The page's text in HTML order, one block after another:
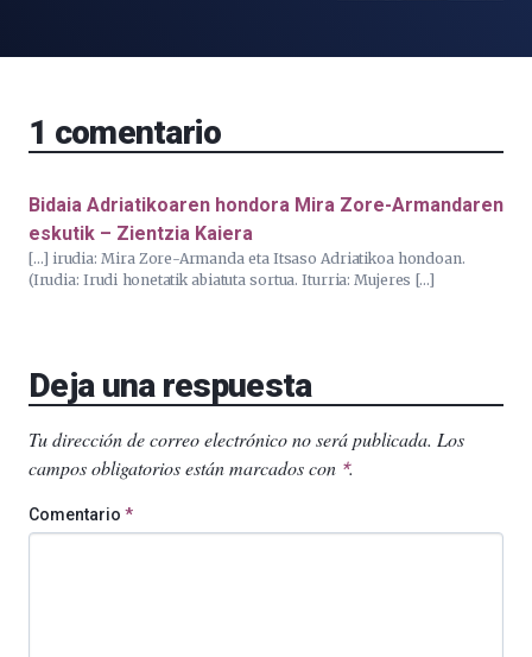
1 comentario
Bidaia Adriatikoaren hondora Mira Zore-Armandaren
eskutik – Zientzia Kaiera
[…] irudia: Mira Zore-Armanda eta Itsaso Adriatikoa hondoan.
(Irudia: Irudi honetatik abiatuta sortua. Iturria: Mujeres […]
Deja una respuesta
Tu dirección de correo electrónico no será publicada. Los
campos obligatorios están marcados con *.
Comentario *